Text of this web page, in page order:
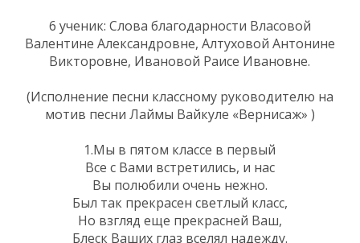
6 ученик: Слова благодарности Власовой
Валентине Александровне, Алтуховой Антонине
Викторовне, Ивановой Раисе Ивановне.
(Исполнение песни классному руководителю на
мотив песни Лаймы Вайкуле «Вернисаж» )
1.Мы в пятом классе в первый
Все с Вами встретились, и нас
Вы полюбили очень нежно.
Был так прекрасен светлый класс,
Но взгляд еще прекрасней Ваш,
Блеск Ваших глаз вселял надежду.